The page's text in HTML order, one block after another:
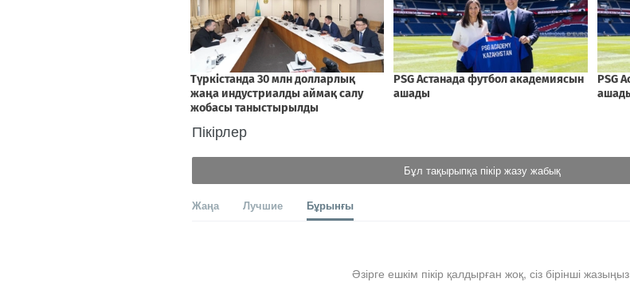
Пікірлер
Бұл тақырыпқа пікір жазу жабық
Жаңа Лучшие Бұрынғы
Әзірге ешкім пікір қалдырған жоқ, сіз бірінші жазыңыз